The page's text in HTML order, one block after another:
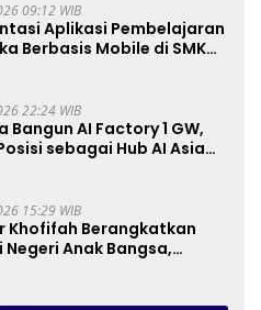
09:12 WIB
Aplikasi Pembelajaran
Berbasis Mobile di SMK
22:24 WIB
Bangun AI Factory 1 GW,
sebagai Hub AI Asia
15:29 WIB
Khofifah Berangkatkan
Negeri Anak Bangsa,